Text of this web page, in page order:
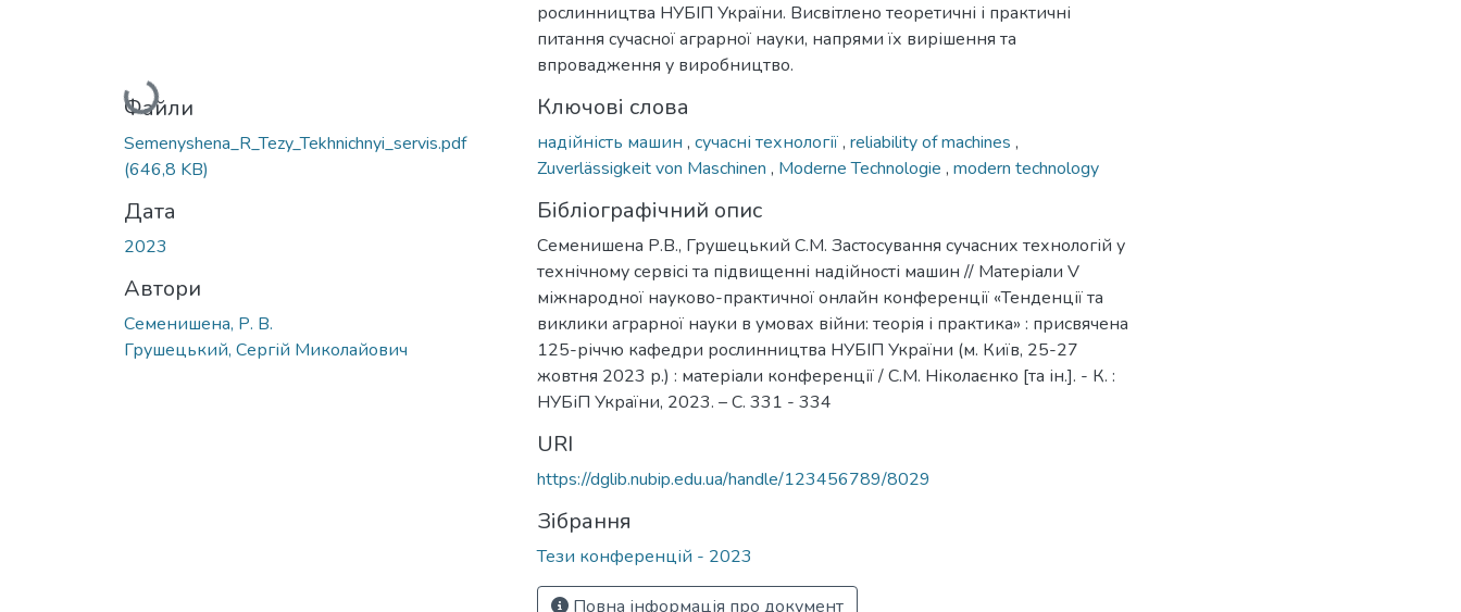
Вантажиться...
Файли
Semenyshena_R_Tezy_Tekhnichnyi_servis.pdf
(646,8 KB)
Дата
2023
Автори
Семенишена, Р. В.
Грушецький, Сергій Миколайович
рослинництва НУБІП України. Висвітлено теоретичні і практичні
питання сучасної аграрної науки, напрями їх вирішення та
впровадження у виробництво.
Ключові слова
надійність машин , сучасні технології, reliability of machines ,
Zuverlässigkeit von Maschinen , Moderne Technologie , modern technology
Бібліографічний опис
Семенишена Р.В., Грушецький С.М. Застосування сучасних технологій у
технічному сервісі та підвищенні надійності машин // Матеріали V
міжнародної науково-практичної онлайн конференції «Тенденції та
виклики аграрної науки в умовах війни: теорія і практика» : присвячена
125-річчю кафедри рослинництва НУБІП України (м. Київ, 25-27
жовтня 2023 р.) : матеріали конференції / С.М. Ніколаєнко [та ін.]. - К. :
НУБіП України, 2023. – С. 331 - 334
URI
https://dglib.nubip.edu.ua/handle/123456789/8029
Зібрання
Тези конференцій - 2023
Повна інформація про документ